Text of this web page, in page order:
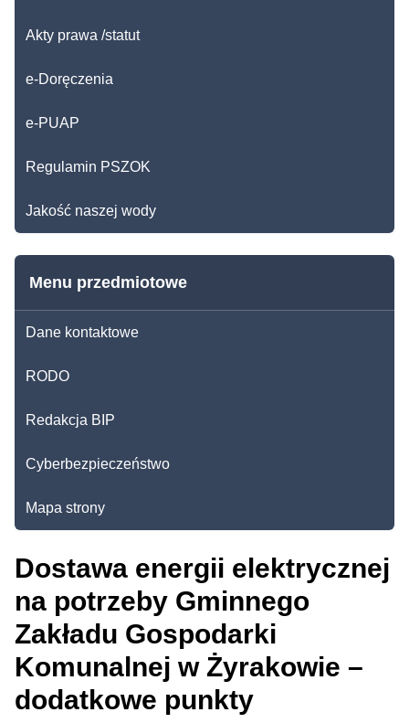
Akty prawa /statut
e-Doręczenia
e-PUAP
Regulamin PSZOK
Jakość naszej wody
Menu przedmiotowe
Dane kontaktowe
RODO
Redakcja BIP
Cyberbezpieczeństwo
Mapa strony
Dostawa energii elektrycznej
na potrzeby Gminnego
Zakładu Gospodarki
Komunalnej w Żyrakowie –
dodatkowe punkty